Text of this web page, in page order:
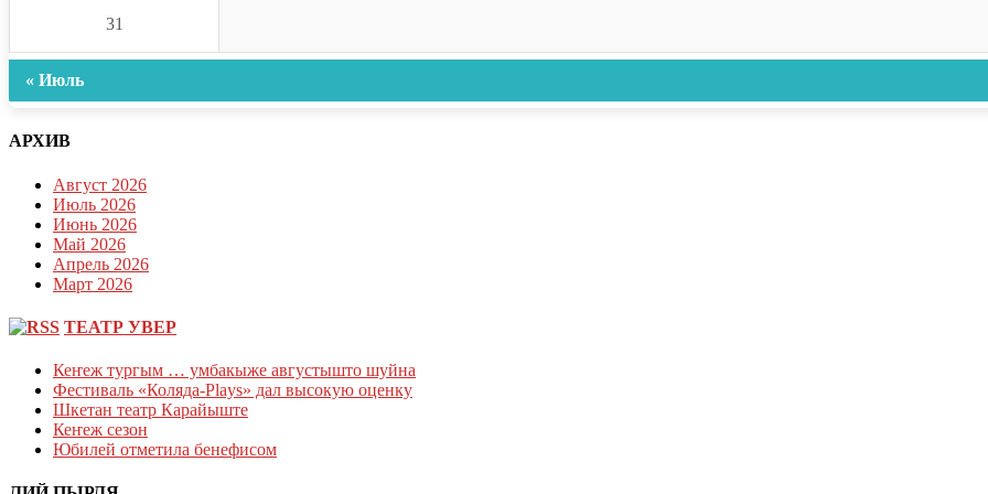
31
« Июль
АРХИВ
Август 2026
Июль 2026
Июнь 2026
Май 2026
Апрель 2026
Март 2026
ТЕАТР УВЕР
Кеҥеж тургым … умбакыже августышто шуйна
Фестиваль «Коляда-Plays» дал высокую оценку
Шкетан театр Карайыште
Кеҥеж сезон
Юбилей отметила бенефисом